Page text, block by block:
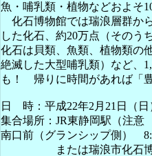
魚・哺乳類・植物などおよそ
化石博物館では瑞浪層群か
した化石、約20万点（そのう
化石は貝類、魚類、植物類の
絶滅した大型哺乳類）など、
も！ 帰りに時間があれば「
日 時：平成22年2月21日（日
集合場所：JR東静岡駅（注意
南口前（グランシップ側）
または瑞浪市化石博物